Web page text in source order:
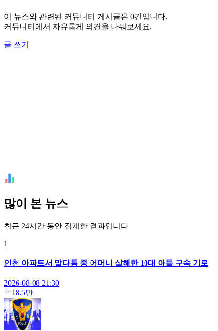
이 뉴스와 관련된 커뮤니티 게시글은 0건입니다.
커뮤니티에서 자유롭게 의견을 나눠보세요.
글 쓰기
많이 본 뉴스
최근 24시간 동안 집계한 결과입니다.
1
인천 아파트서 말다툼 중 어머니 살해한 10대 아들 구속 기로
2026-08-08 21:30
18.5만